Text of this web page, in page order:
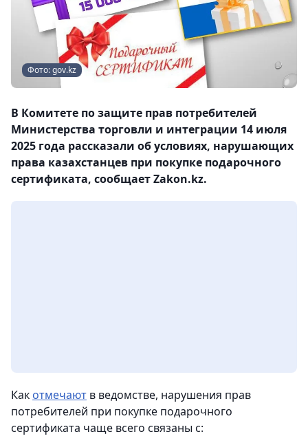
Фото: gov.kz
В Комитете по защите прав потребителей
Министерства торговли и интеграции 14 июля
2025 года рассказали об условиях, нарушающих
права казахстанцев при покупке подарочного
сертификата, сообщает Zakon.kz.
Как отмечают в ведомстве, нарушения прав
потребителей при покупке подарочного
сертификата чаще всего связаны с: